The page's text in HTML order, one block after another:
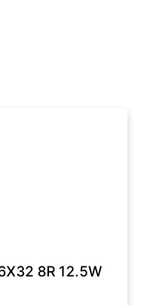
8R 12.5W